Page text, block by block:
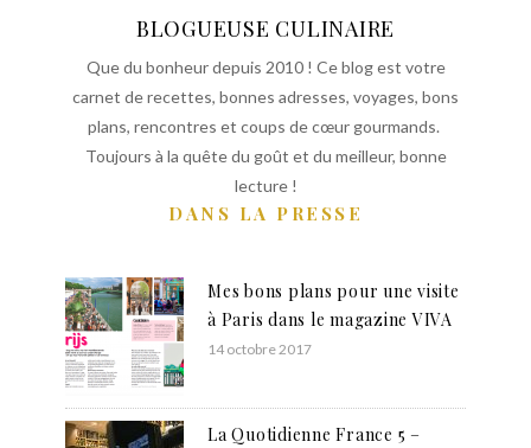
BLOGUEUSE CULINAIRE
Que du bonheur depuis 2010 ! Ce blog est votre
carnet de recettes, bonnes adresses, voyages, bons
plans, rencontres et coups de cœur gourmands.
Toujours à la quête du goût et du meilleur, bonne
lecture !
DANS LA PRESSE
Mes bons plans pour une visite
à Paris dans le magazine VIVA
14 octobre 2017
La Quotidienne France 5 –